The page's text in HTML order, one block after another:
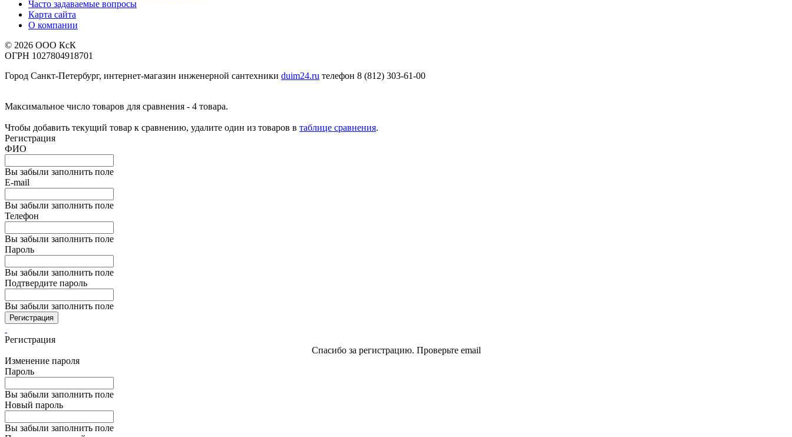
Часто задаваемые вопросы
Карта сайта
О компании
© 2026 ООО КсК
ОГРН 1027804918701
Город Санкт-Петербург, интернет-магазин инженерной сантехники duim24.ru телефон 8 (812) 303-61-00
Максимальное число товаров для сравнения - 4 товара.
Чтобы добавить текущий товар к сравнению, удалите один из товаров в таблице сравнения.
Регистрация
ФИО
Вы забыли заполнить поле
E-mail
Вы забыли заполнить поле
Телефон
Вы забыли заполнить поле
Пароль
Вы забыли заполнить поле
Подтвердите пароль
Вы забыли заполнить поле
Регистрация
Регистрация
Спасибо за регистрацию. Проверьте email
Изменение пароля
Пароль
Вы забыли заполнить поле
Новый пароль
Вы забыли заполнить поле